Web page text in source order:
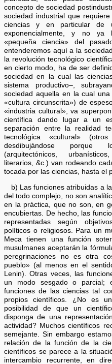
concepto de sociedad
sociedad industrial que
ciencias y en particular de
exponencialmente, y no ya
«pequeña ciencia» del
entenderemos aquí a la
la revolución tecnológico
en cierto modo, ha de ser
sociedad en la cual las
sistema productivo–,
sociedad aquella en la cual una
«cultura circunscrita») de
«industria cultural», va
científica dando lugar a un
separación entre la realidad
tecnológica «cultural»
desdibujándose porque
(arquitectónicos,
literarios, &c.) van rodeando
tocada por las ciencias, hasta el
b) Las funciones atribuidas a
del todo complejo, no son
en la práctica, que no son, en
encubiertas. De hecho, las
representadas según
políticos o religiosos. Para un
Meca tienen una función
musulmanes aceptarán la
peregrinaciones no es otra
pueblo» (al menos en el
Lenin). Otras veces, las
un modo sesgado o parcial;
funciones de las ciencias tal
propios científicos. ¿No es
posibilidad de que un
disponga de una
actividad? Muchos científicos
semejante. Sin embargo
relación de la función de la
científicos se parece a la
intercambio recurrente, en